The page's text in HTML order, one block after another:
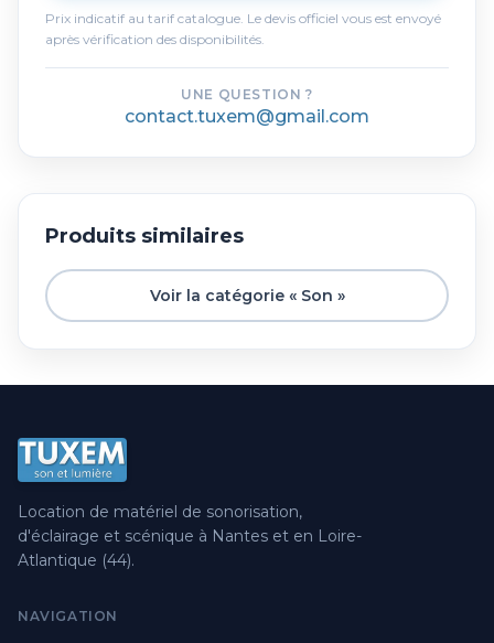
Prix indicatif au tarif catalogue. Le devis officiel vous est envoyé
après vérification des disponibilités.
UNE QUESTION ?
contact.tuxem@gmail.com
Produits similaires
Voir la catégorie « Son »
Location de matériel de sonorisation,
d'éclairage et scénique à Nantes et en Loire-
Atlantique (44).
NAVIGATION